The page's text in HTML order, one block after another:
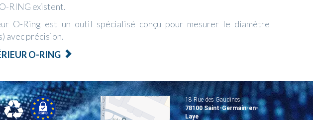
RING existent.
O-Ring est un outil spécialisé conçu pour mesurer le diamètre
avec précision.
O-RING
18 Rue des Gaudines
78100 Saint-Germain-en-
Laye